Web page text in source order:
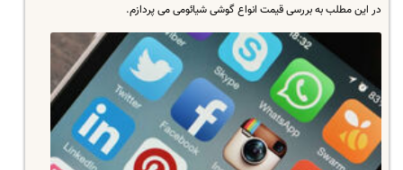
در این مطلب به بررسی قیمت انواع گوشی شیائومی می پردازم.